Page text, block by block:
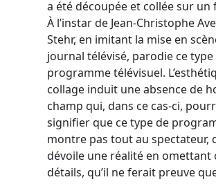
a été découpée et collée sur un
À l’instar de Jean-Christophe
Stehr, en imitant la mise en
journal télévisé, parodie ce type
programme télévisuel.
collage induit une absence de
champ qui, dans ce cas-ci,
signifier que ce type de
montre pas tout au spectateur,
dévoile une réalité en omettant
détails, qu’il ne ferait preuve